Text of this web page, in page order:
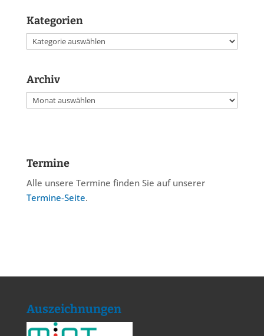
Kategorien
Kategorien
Archiv
Archiv
Termine
Alle unsere Termine finden Sie auf unserer
Termine-Seite.
Auszeichnungen